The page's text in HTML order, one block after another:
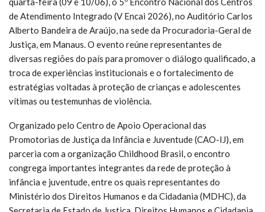
de Atendimento Integrado (V Encai 2026), no Auditório Carlos
Alberto Bandeira de Araújo, na sede da Procuradoria-Geral de
Justiça, em Manaus. O evento reúne representantes de
diversas regiões do país para promover o diálogo qualificado, a
troca de experiências institucionais e o fortalecimento de
estratégias voltadas à proteção de crianças e adolescentes
vítimas ou testemunhas de violência.
Organizado pelo Centro de Apoio Operacional das
Promotorias de Justiça da Infância e Juventude (CAO-IJ), em
parceria com a organização Childhood Brasil, o encontro
congrega importantes integrantes da rede de proteção à
infância e juventude, entre os quais representantes do
Ministério dos Direitos Humanos e da Cidadania (MDHC), da